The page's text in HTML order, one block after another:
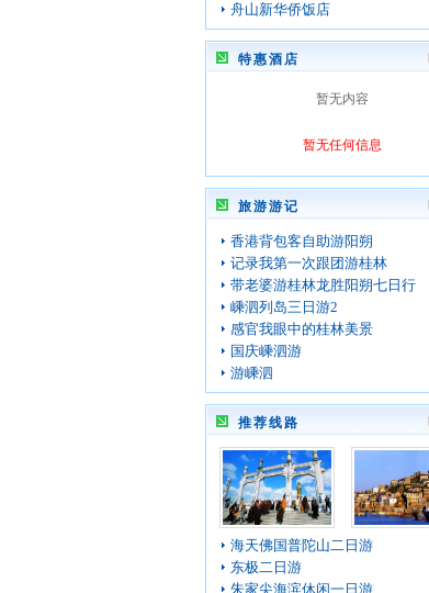
舟山新华侨饭店
特惠酒店
暂无内容
暂无任何信息
旅游游记
香港背包客自助游阳朔
记录我第一次跟团游桂林
带老婆游桂林龙胜阳朔七日行
嵊泗列岛三日游2
感官我眼中的桂林美景
国庆嵊泗游
游嵊泗
推荐线路
海天佛国普陀山二日游
东极二日游
朱家尖海滨休闲一日游